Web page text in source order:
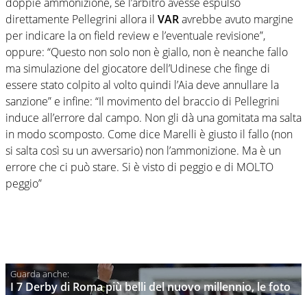
direttamente Pellegrini allora il VARavrebbe avuto margine
per indicare la on field review e l’eventuale revisione”,
oppure: “Questo non solo non è giallo, non è neanche fallo
ma simulazione del giocatore dell’Udinese che finge di
essere stato colpito al volto quindi l’Aia deve annullare la
sanzione” e infine: “Il movimento del braccio di Pellegrini
induce all’errore dal campo. Non gli dà una gomitata ma salta
in modo scomposto. Come dice Marelli è giusto il fallo (non
si salta così su un avversario) non l’ammonizione. Ma è un
errore che ci può stare. Si è visto di peggio e di MOLTO
peggio”
I 7 Derby di Roma più belli del nuovo millennio, le foto